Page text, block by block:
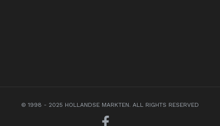
© 1998 - 2025 HOLLANDSE MARKTEN. ALL RIGHTS RESERVED